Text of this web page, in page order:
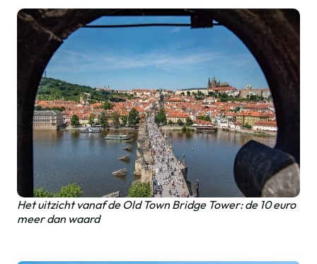
Het uitzicht vanaf de Old Town Bridge Tower: de 10 euro
meer dan waard